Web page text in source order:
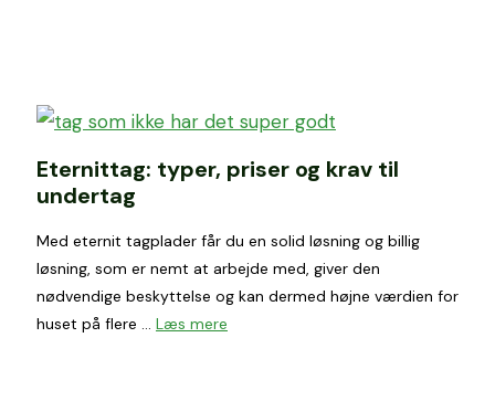
Eternittag: typer, priser og krav til
undertag
Med eternit tagplader får du en solid løsning og billig
løsning, som er nemt at arbejde med, giver den
nødvendige beskyttelse og kan dermed højne værdien for
huset på flere … Læs mere